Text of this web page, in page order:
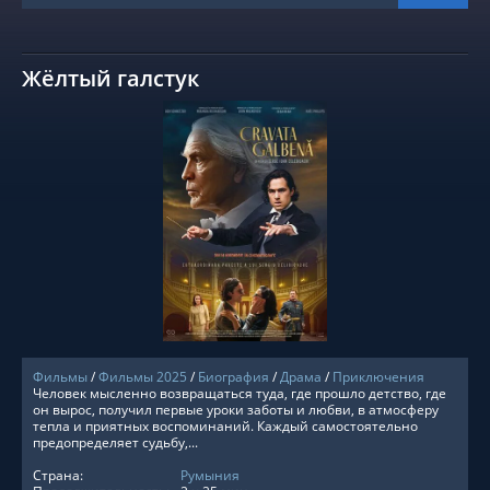
Жёлтый галстук
СМОТРЕТЬ ОНЛАЙН
Фильмы/Фильмы 2025 / Биография /Драма / Приключения
Человек мысленно возвращаться туда, где прошло детство, где
он вырос, получил первые уроки заботы и любви, в атмосферу
тепла и приятных воспоминаний. Каждый самостоятельно
предопределяет судьбу,...
Страна:
Румыния